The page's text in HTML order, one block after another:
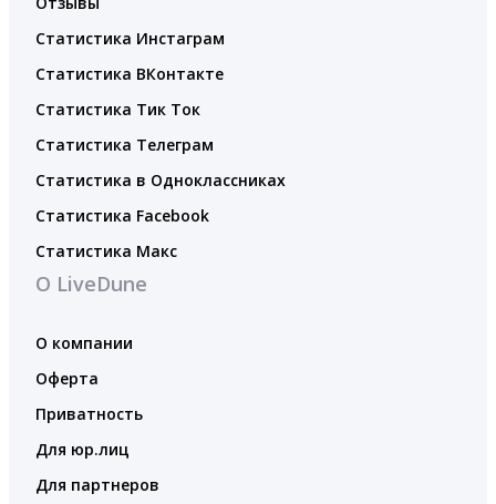
Статистика Инстаграм
Статистика ВКонтакте
Статистика Тик Ток
Статистика Телеграм
Статистика в Одноклассниках
Статистика Facebook
Статистика Макс
О LiveDune
О компании
Оферта
Приватность
Для юр.лиц
Для партнеров